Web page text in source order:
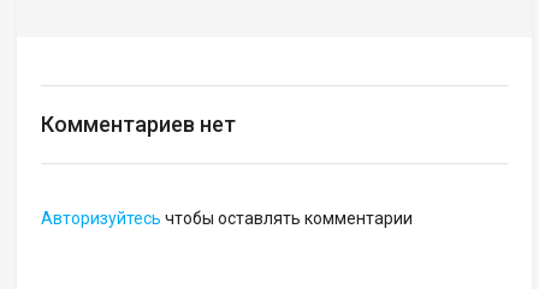
Комментариев нет
Авторизуйтесь чтобы оставлять комментарии